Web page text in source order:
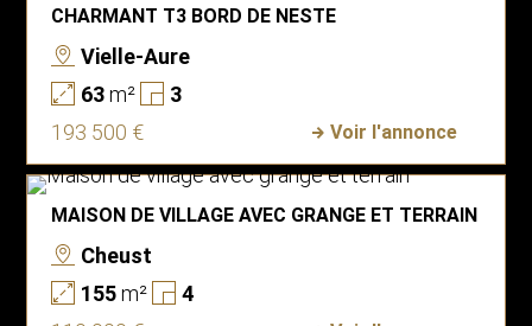
CHARMANT T3 BORD DE NESTE
Vielle-Aure
63m²
3
193 500 €
Voir l'annonce
MAISON DE VILLAGE AVEC GRANGE ET TERRAIN
Cheust
155m²
4